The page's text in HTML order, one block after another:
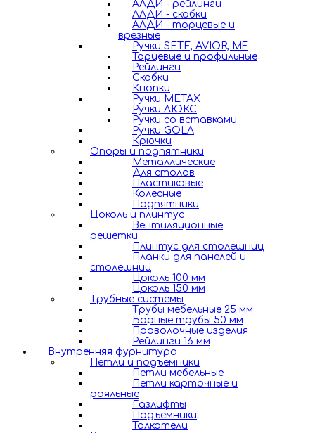
АЛДИ - рейлинги
АЛДИ - скобки
АЛДИ - торцевые и
врезные
Ручки SETE, AVIOR, MF
Торцевые и профильные
Рейлинги
Скобки
Кнопки
Ручки METAX
Ручки ЛЮКС
Ручки со вставками
Ручки GOLA
Крючки
Опоры и подпятники
Металлические
Для столов
Пластиковые
Колесные
Подпятники
Цоколь и плинтус
Вентиляционные
решетки
Плинтус для столешниц
Планки для панелей и
столешниц
Цоколь 100 мм
Цоколь 150 мм
Трубные системы
Трубы мебельные 25 мм
Барные трубы 50 мм
Проволочные изделия
Рейлинги 16 мм
Внутренняя фурнитура
Петли и подъемники
Петли мебельные
Петли карточные и
рояльные
Газлифты
Подъемники
Толкатели